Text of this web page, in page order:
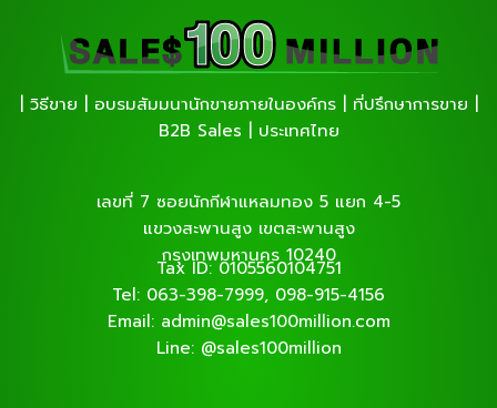
| วิธีขาย | อบรมสัมมนานักขายภายในองค์กร | ที่ปรึกษาการขาย |
B2B Sales | ประเทศไทย
เลขที่ 7 ซอยนักกีฬาแหลมทอง 5 แยก 4-5
แขวงสะพานสูง เขตสะพานสูง
กรุงเทพมหานคร 10240
Tax ID: 0105560104751
Tel: 063-398-7999, 098-915-4156
Email: admin@sales100million.com
Line: @sales100million